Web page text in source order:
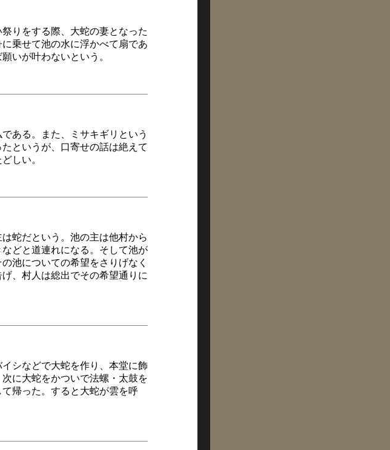
りをする際、大蛇の妻となった
乗せて池の水に浮かべて扇であ
いが叶わないという。
ある。また、ミサキギリという
というが、口寄せの話は絶えて
しい。
蛇だという。池の主は他村から
どと道連れになる。そして池が
池についての希望をさりげなく
、村人は総出でその希望通りに
シなどで大蛇を作り、本堂に飾
に大蛇をかついで法螺・太鼓を
帰った。すると大蛇が雲を呼